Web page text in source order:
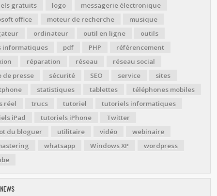
gratuits
logo
messagerie électronique
office
moteur de recherche
musique
ordinateur outil en ligne
outils
informatiques
pdf PHP
référencement
réparation réseau
réseau social
de presse
sécurité SEO service
sites
statistiques tablettes
téléphones mobiles
réel
trucs tutoriel
tutoriels informatiques
iPad
tutoriels iPhone
Twitter
du bloguer
utilitaire vidéo
webinaire
whatsapp Windows XP
wordpress